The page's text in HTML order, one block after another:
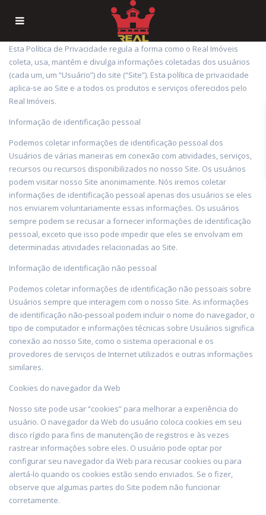
Esta Política de Privacidade regula a forma como o Real Imóveis
coleta, usa, mantém e divulga informações coletadas dos usuários
(cada um, um “Usuário”) do site (“Site”). Esta política de privacidade
aplica-se ao Site e a todos os produtos e serviços oferecidos pelo
Real Imóveis.
Informação de identificação pessoal
Podemos coletar informações de identificação pessoal dos
Usuários de várias maneiras em conexão com atividades, serviços,
recursos ou recursos disponibilizados no nosso Site. Os usuários
podem visitar nosso Site anonimamente. Nós iremos coletar
informações de identificação pessoal apenas dos usuários se eles
nos enviarem voluntariamente essas informações. Os usuários
sempre podem se recusar a fornecer informações de identificação
pessoal, exceto que isso pode impedir que eles se envolvam em
determinadas atividades relacionadas ao Site.
Informação de identificação não pessoal
Podemos coletar informações de identificação não pessoais sobre
Usuários sempre que interagem com o nosso Site. As informações
de identificação não-pessoal podem incluir o nome do navegador, o
tipo de computador e informações técnicas sobre Usuários significa
conexão ao nosso Site, como o sistema operacional e os
provedores de serviços de Internet utilizados e outras informações
similares.
Cookies do navegador da Web
Nosso site pode usar “cookies” para melhorar a experiência do
usuário. O navegador da Web do usuário coloca cookies em seu
disco rígido para fins de manutenção de registros e às vezes
rastrear informações sobre eles. O usuário pode optar por
configurar seu navegador da Web para recusar cookies ou para
alertá-lo quando os cookies estão sendo enviados. Se o fizer,
observe que algumas partes do Site podem não funcionar
corretamente.